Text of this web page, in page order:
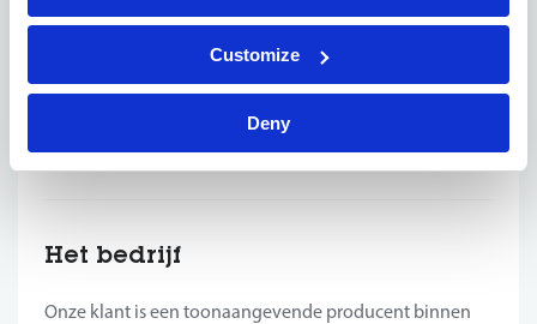
Customize
Deny
Sterketeammentaliteit, aangevuld met flexibiliteit
en een hoge mate van stressbestendigheid;
Bereidheid om te werken in ploegendienst of met
flexibele uren wanneer de productieplanning dat
Het bedrijf
Onze klant is een toonaangevende producent binnen